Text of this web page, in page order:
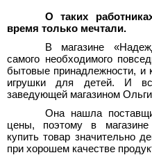
О таких
время только мечтали.
В магазине
самого необходимого
бытовые принадлежности, и
игрушки для детей. И
заведующей магазином
Она нашла
цены, поэтому в
купить товар значительно
при хорошем качестве